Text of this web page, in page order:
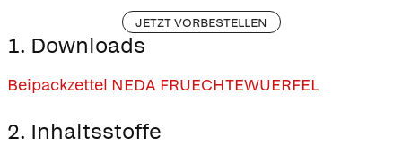
JETZT VORBESTELLEN
1. Downloads
Beipackzettel NEDA FRUECHTEWUERFEL
2. Inhaltsstoffe